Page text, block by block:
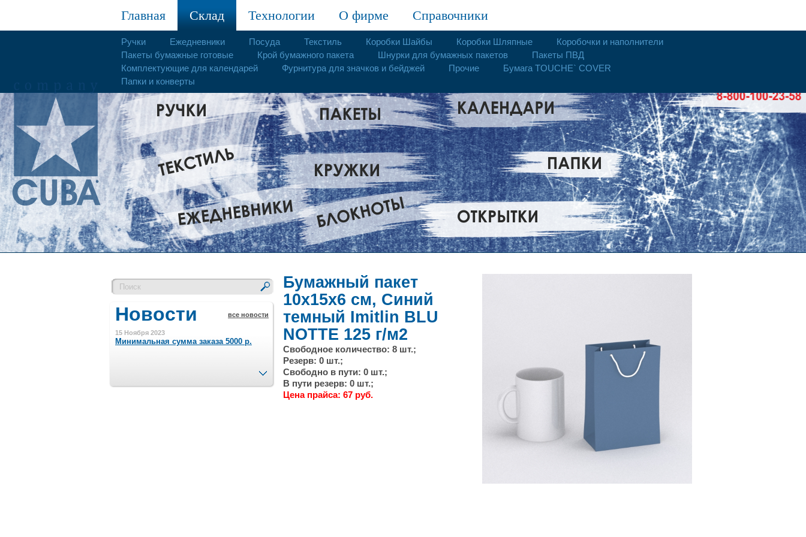
Главная Склад Технологии О фирме Справочники
Ручки Ежедневники Посуда Текстиль Коробки Шайбы Коробки Шляпные
Коробочки и наполнители
Пакеты бумажные готовые
Крой бумажного пакета Шнурки для бумажных пакетов
Пакеты ПВД
Комплектующие для календарей
Фурнитура для значков и бейджей Прочие
Бумага TOUCHE` COVER
Папки и конверты
Новости все новости
15 Ноября 2023
Минимальная сумма заказа 5000 р.
Шляпные коробочки производим
След.
Бумажный пакет
10х15x6 см, Синий
темный Imitlin BLU
NOTTE 125 г/м2
Свободное количество: 8 шт.;
Резерв: 0 шт.;
Свободно в пути: 0 шт.;
В пути резерв: 0 шт.;
Цена прайса: 67 руб.